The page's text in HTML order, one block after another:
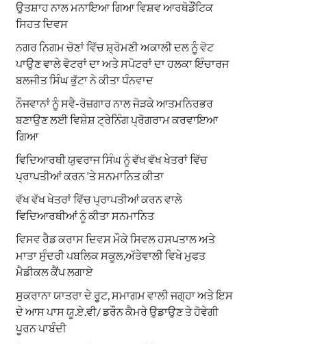
ਉਤਸ਼ਾਹ ਨਾਲ ਮਨਾਇਆ ਗਿਆ ਵਿਸ਼ਵ ਆਰਥੋਡੌਂਟਿਕ
ਸਿਹਤ ਦਿਵਸ
ਨਗਰ ਨਿਗਮ ਚੋਣਾਂ ਵਿੱਚ ਸ਼੍ਰੋਮਣੀ ਅਕਾਲੀ ਦਲ ਨੂੰ ਵੋਟ
ਪਾਉਣ ਵਾਲੇ ਵੋਟਰਾਂ ਦਾ ਅਤੇ ਸਪੋਟਰਾਂ ਦਾ ਹਲਕਾ ਇੰਚਾਰਜ
ਬਲਜੀਤ ਸਿੰਘ ਭੁੱਟਾ ਨੇ ਕੀਤਾ ਧੰਨਵਾਦ
ਨੌਜਵਾਨਾਂ ਨੂੰ ਸਵੈ-ਰੋਜ਼ਗਾਰ ਨਾਲ ਜੋੜਕੇ ਆਤਮਨਿਰਭਰ
ਬਣਾਉਣ ਲਈ ਵਿਸ਼ੇਸ਼ ਟ੍ਰੇਨਿੰਗ ਪ੍ਰੋਗਰਾਮ ਕਰਵਾਇਆ
ਗਿਆ
ਵਿਦਿਆਰਥੀ ਯੁਵਰਾਜ ਸਿੰਘ ਨੂੰ ਵੱਖ ਵੱਖ ਖੇਤਰਾਂ ਵਿੱਚ
ਪ੍ਰਾਪਤੀਆਂ ਕਰਨ ‘ਤੇ ਸਨਮਾਨਿਤ ਕੀਤਾ
ਵੱਖ ਵੱਖ ਖੇਤਰਾਂ ਵਿੱਚ ਪ੍ਰਾਪਤੀਆਂ ਕਰਨ ਵਾਲੇ
ਵਿਦਿਆਰਥੀਆਂ ਨੂੰ ਕੀਤਾ ਸਨਮਾਨਿਤ
ਵਿਸਵ ਰੈਡ ਕਰਾਸ ਦਿਵਸ ਮੌਕੇ ਸਿਵਲ ਹਸਪਤਾਲ ਅਤੇ
ਮਾਤਾ ਸੁੰਦਰੀ ਪਬਲਿਕ ਸਕੂਲ,ਅੱਤੇਵਾਲੀ ਵਿਖੇ ਮੁਫਤ
ਮੈਡੀਕਲ ਕੈਂਪ ਲਗਾਏ
ਸੁਕਰਾਨਾ ਯਾਤਰਾ ਦੇ ਰੂਟ, ਸਮਾਗਮ ਵਾਲੀ ਜਗ੍ਹਾ ਅਤੇ ਇਸ
ਦੇ ਆਸ ਪਾਸ ਯੂ.ਏ.ਵੀ/ ਡਰੌਨ ਕੈਮਰੇ ਉਡਾਉਣ ਤੇ ਹੋਵੇਗੀ
ਪੂਰਨ ਪਾਬੰਦੀ